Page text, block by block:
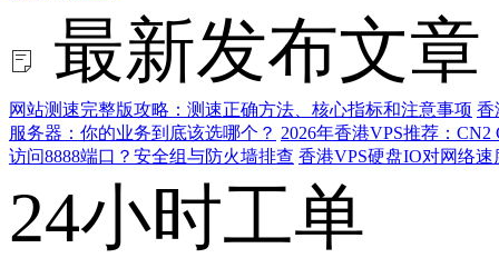
最新发布文章
网站测速完整版攻略：测速正确方法、核心指标和注意事项 香
服务器：你的业务到底该选哪个？ 2026年香港VPS推荐：
访问8888端口？安全组与防火墙排查 香港VPS硬盘IO对网络
24小时工单